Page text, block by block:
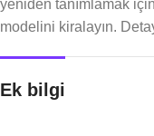
yeniden tanımlamak
modelini kiralayın.
Ek bilgi